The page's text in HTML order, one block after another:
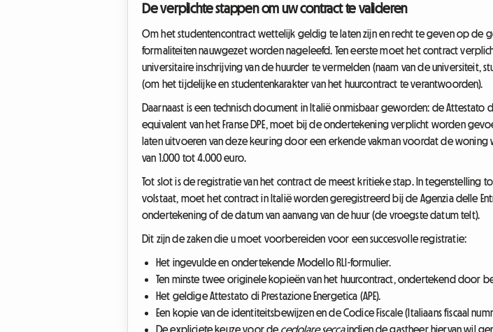
De verplichte stappen om uw contract te valideren
Om het studentencontract wettelijk geldig te laten zijn en recht te geven op de
formaliteiten nauwgezet worden nageleefd. Ten eerste moet het contract
universitaire inschrijving van de huurder te vermelden (naam van de universiteit,
(om het tijdelijke en studentenkarakter van het huurcontract te verantwoorden).
Daarnaast is een technisch document in Italië onmisbaar geworden: de Attestato
equivalent van het Franse DPE, moet bij de ondertekening verplicht worden
laten uitvoeren van deze keuring door een erkende vakman voordat de
van 1.000 tot 4.000 euro.
Tot slot is de registratie van het contract de meest kritieke stap. In tegenstelling
volstaat, moet het contract in Italië worden geregistreerd bij de Agenzia delle
ondertekening of de datum van aanvang van de huur (de vroegste datum telt).
Dit zijn de zaken die u moet voorbereiden voor een succesvolle registratie:
Het ingevulde en ondertekende Modello RLI-formulier.
Ten minste twee originele kopieën van het huurcontract, ondertekend door
Het geldige Attestato di Prestazione Energetica (APE).
Een kopie van de identiteitsbewijzen en de Codice Fiscale (Italiaans fiscaal
De expliciete keuze voor decedolare seccaindien de gastheer hiervan wil